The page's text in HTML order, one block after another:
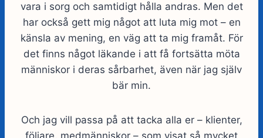
vara i sorg och samtidigt hålla andras. Men det
har också gett mig något att luta mig mot – en
känsla av mening, en väg att ta mig framåt. För
det finns något läkande i att få fortsätta möta
människor i deras sårbarhet, även när jag själv
bär min.
Och jag vill passa på att tacka alla er – klienter,
följare, medmänniskor – som visat så mycket